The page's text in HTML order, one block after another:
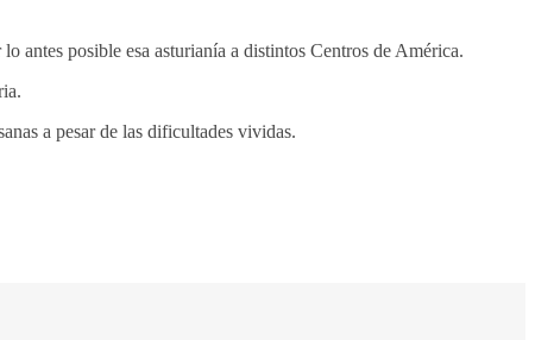
antes posible esa asturianía a distintos Centros de América.
a pesar de las dificultades vividas.